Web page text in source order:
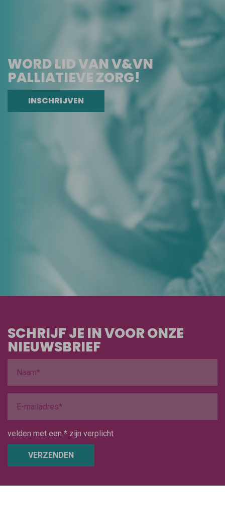
WORD LID VAN V&VN
PALLIATIEVE ZORG!
INSCHRIJVEN
SCHRIJF JE IN VOOR ONZE
NIEUWSBRIEF
velden met een * zijn verplicht
VERZENDEN
‘PROFESSIONALS VOOR